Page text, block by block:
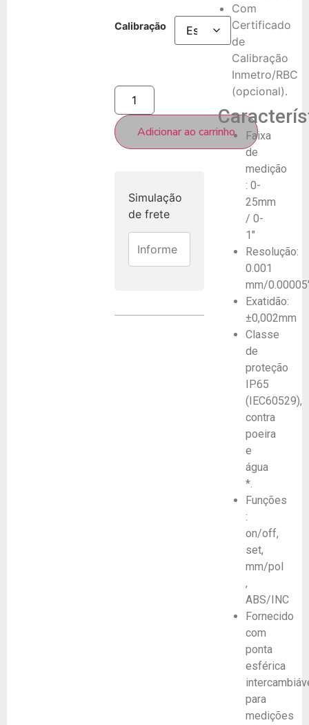
Calibração
Adicionar ao carrinho
Simulação
de frete
Com
Certificado
de
Calibração
Inmetro/RBC
(opcional).
Faixa
de
medição
: 0-
25mm
/ 0-
1″
Resolução:
0.001
mm/
Exatidão:
±0,002mm
Classe
de
proteção
IP65
(IEC60529),
contra
poeira
e
água
*.
Funções
:
on/off,
set,
mm/pol
,
ABS/INC
Fornecido
com
ponta
esférica
para
medições